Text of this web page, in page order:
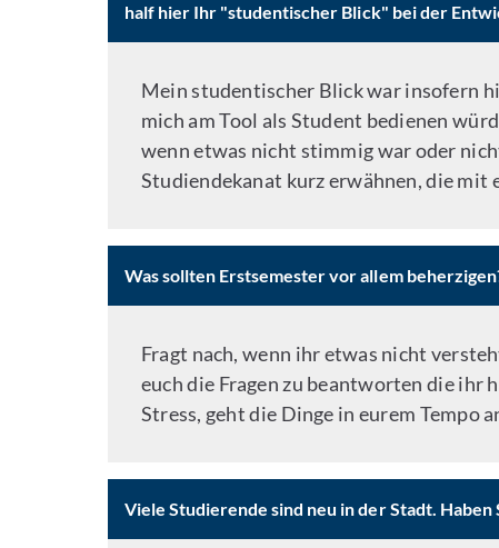
half hier Ihr "studentischer Blick" bei der
Mein studentischer Blick war insofern
mich am Tool als Student bedienen
wenn etwas nicht stimmig war oder
Studiendekanat kurz erwähnen, die mit
Was sollten Erstsemester vor allem
Fragt nach, wenn ihr etwas nicht
euch die Fragen zu beantworten die ihr
Stress, geht die Dinge in eurem Tempo
Viele Studierende sind neu in der Stadt.